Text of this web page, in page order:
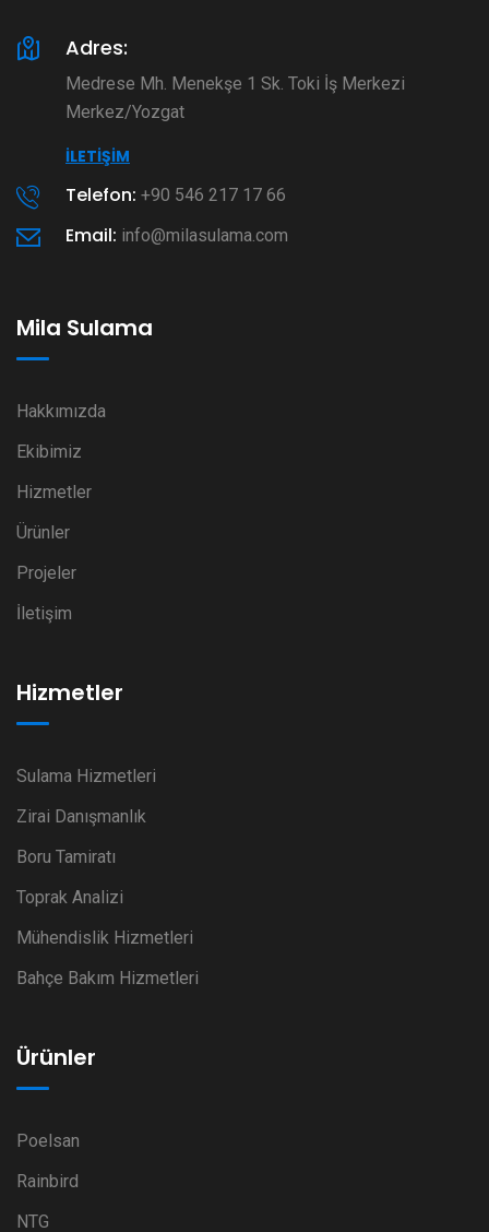
Adres:
Medrese Mh. Menekşe 1 Sk. Toki İş Merkezi
Merkez/Yozgat
İLETIŞIM
Telefon: +90 546 217 17 66
Email: info@milasulama.com
Mila Sulama
Hakkımızda
Ekibimiz
Hizmetler
Ürünler
Projeler
İletişim
Hizmetler
Sulama Hizmetleri
Zirai Danışmanlık
Boru Tamiratı
Toprak Analizi
Mühendislik Hizmetleri
Bahçe Bakım Hizmetleri
Ürünler
Poelsan
Rainbird
NTG